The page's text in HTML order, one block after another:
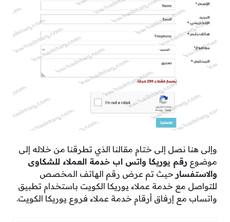
وإلى هنا نصل إلى ختام مقالنا الذي تطرقنا من خلاله إلى
موضوع رقم يوريكا واتس اب خدمة العملاء للشكاوى
والاستفسار حيث تم عرض رقم الهاتف المخصص
للتواصل مع خدمة عملاء يوريكا الكويت باستخدام تطبيق
واتساب مع إرفاق أرقام خدمة عملاء فروع يوريكا الكويت.